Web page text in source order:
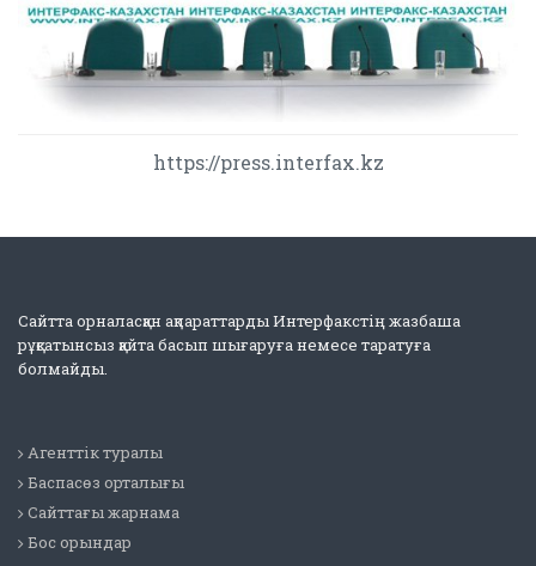
https://press.interfax.kz
Сайтта орналасқан ақпараттарды Интерфакстің жазбаша
рұқсатынсыз қайта басып шығаруға немесе таратуға
болмайды.
Агенттік туралы
Баспасөз орталығы
Сайттағы жарнама
Бос орындар